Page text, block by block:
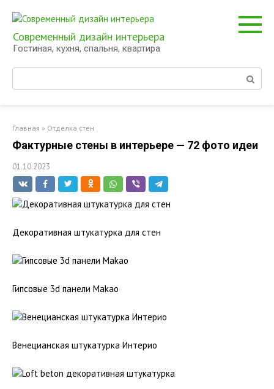
контенту
Современный дизайн интерьера
Гостиная, кухня, спальня, квартира
Поиск:
Главная » Отделка стен
Фактурные стены в интерьере — 72 фото идеи
01.10.2023
Декоративная штукатурка для стен
Гипсовые 3d панели Makao
Венецианская штукатурка Интерио